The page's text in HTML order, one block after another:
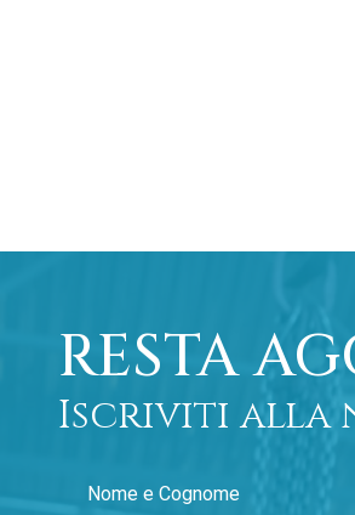
RESTA
Iscriviti alla